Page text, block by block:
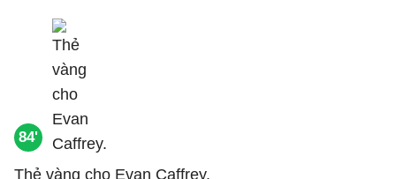
84'
Thẻ vàng cho Evan Caffrey.